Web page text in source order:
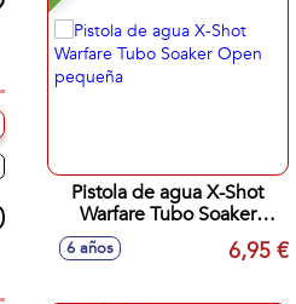
Pistola de agua X-Shot
Warfare Tubo Soaker
Open pequeña
6 años 6,95 €